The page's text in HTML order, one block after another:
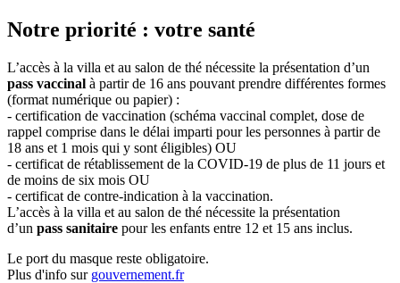
Notre priorité : votre santé
L’accès à la villa et au salon de thé nécessite la présentation d’un
pass vaccinal à partir de 16 ans pouvant prendre différentes formes
(format numérique ou papier) :
- certification de vaccination (schéma vaccinal complet, dose de
rappel comprise dans le délai imparti pour les personnes à partir de
18 ans et 1 mois qui y sont éligibles) OU
- certificat de rétablissement de la COVID-19 de plus de 11 jours et
de moins de six mois OU
- certificat de contre-indication à la vaccination.
L’accès à la villa et au salon de thé nécessite la présentation
d’un pass sanitaire pour les enfants entre 12 et 15 ans inclus.
Le port du masque reste obligatoire.
Plus d'info sur gouvernement.fr